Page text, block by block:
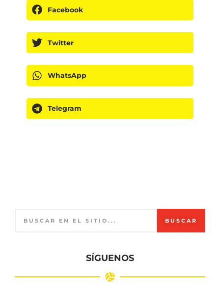
Facebook
Twitter
WhatsApp
Telegram
BUSCAR
SÍGUENOS